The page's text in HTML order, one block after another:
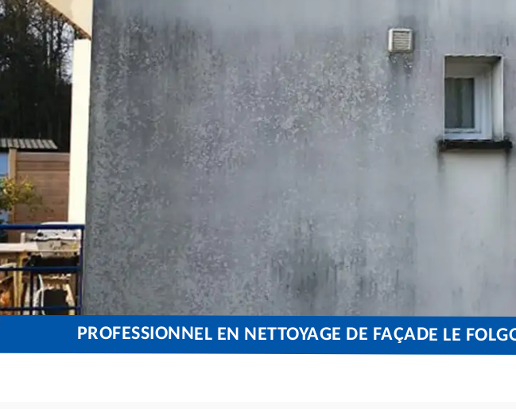
PROFESSIONNEL EN NETTOYAGE DE FAÇADE LE